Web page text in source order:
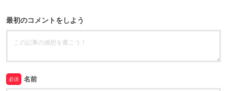
最初のコメントをしよう
必須 名前